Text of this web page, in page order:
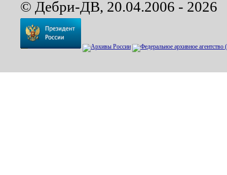
© Дебри-ДВ, 20.04.2006 - 2026